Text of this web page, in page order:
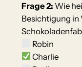
Frage 2: Wie
Besichtigung in
Robin
Charlie